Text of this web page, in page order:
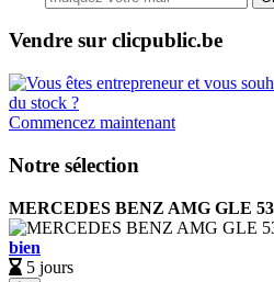
Vendre sur clicpublic.be
Commencez maintenant
Notre sélection
MERCEDES BENZ AMG GLE
bien
5 jours